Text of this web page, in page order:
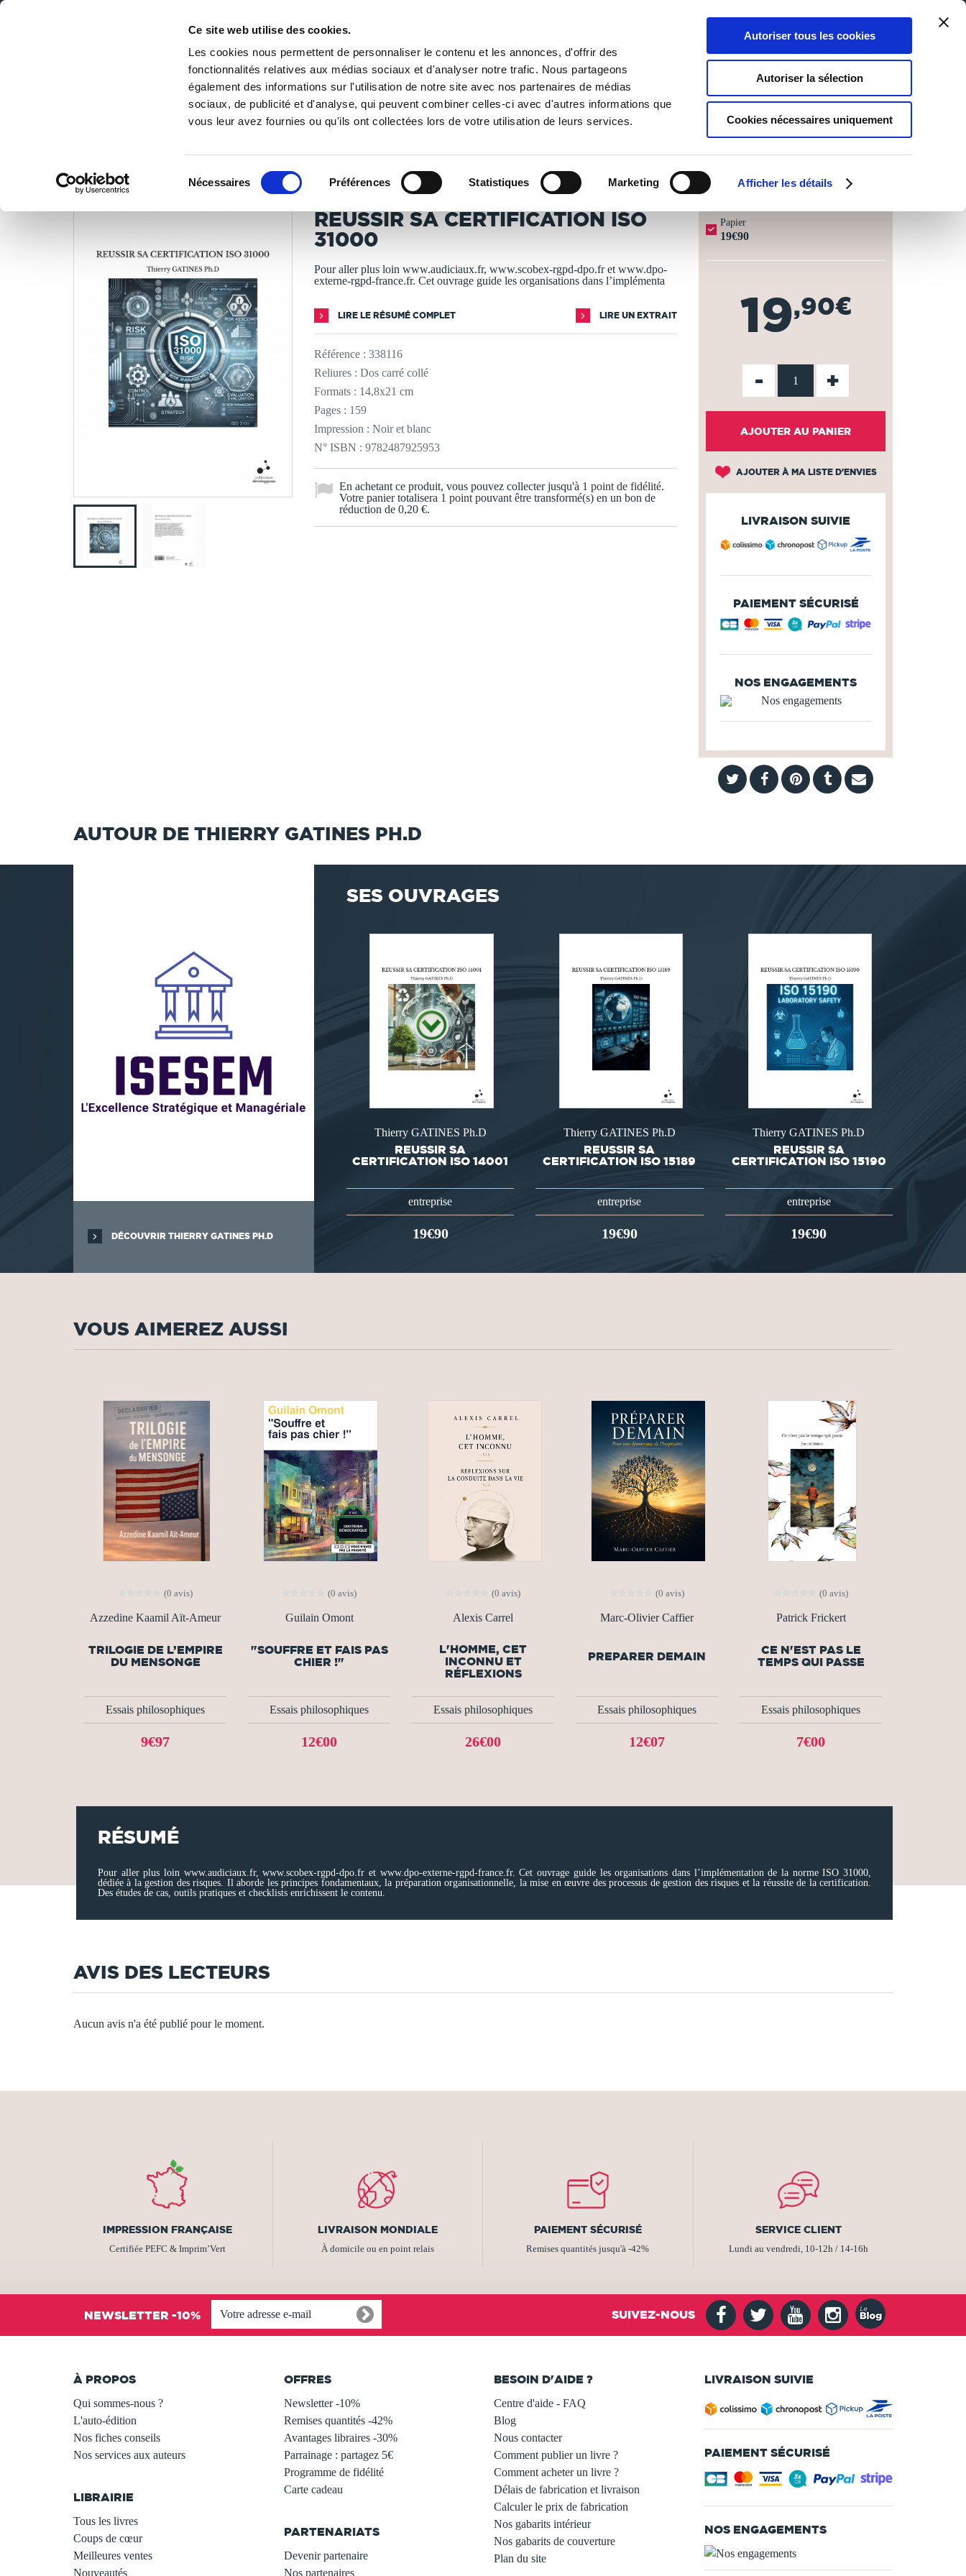
Ce site web utilise des cookies.
Les cookies nous permettent de personnaliser le contenu et les annonces, d'offrir des
fonctionnalités relatives aux médias sociaux et d'analyser notre trafic. Nous partageons
également des informations sur l'utilisation de notre site avec nos partenaires de médias
sociaux, de publicité et d'analyse, qui peuvent combiner celles-ci avec d'autres informations que
vous leur avez fournies ou qu'ils ont collectées lors de votre utilisation de leurs services.
Nécessaires Préférences Statistiques Marketing Afficher les détails
Autoriser tous les cookies
Autoriser la sélection
Cookies nécessaires uniquement
DE LA PAGE BLANCHE... AU BEST SELLER
0
Panier
0
Ma liste
Connexion
PUBLIER UN LIVRE LIBRAIRIE
/ Savoir / Entreprise / REUSSIR SA CERTIFICATION ISO 31000
LES LIVRES SONT IMPRIMÉS À LA DEMANDE - DÉLAI ACTUEL : 3 À 5 JOURS OUVRÉS ⏱️
Thierry GATINES Ph.D
REUSSIR SA CERTIFICATION ISO
31000
Pour aller plus loin www.audiciaux.fr, www.scobex-rgpd-dpo.fr et www.dpo-
externe-rgpd-france.fr. Cet ouvrage guide les organisations dans l’implémenta
LIRE LE RÉSUMÉ COMPLET LIRE UN EXTRAIT
Référence : 338116
Reliures : Dos carré collé
Formats : 14,8x21 cm
Pages : 159
Impression : Noir et blanc
N° ISBN : 9782487925953
En achetant ce produit, vous pouvez collecter jusqu'à 1 point de fidélité.
Votre panier totalisera 1 point pouvant être transformé(s) en un bon de
réduction de 0,20 €.
Papier
19€90
19,90€
- +
AJOUTER AU PANIER
AJOUTER À MA LISTE D'ENVIES
LIVRAISON SUIVIE
PAIEMENT SÉCURISÉ
NOS ENGAGEMENTS
AUTOUR DE THIERRY GATINES PH.D
DÉCOUVRIR THIERRY GATINES PH.D
SES OUVRAGES
Thierry GATINES Ph.D
REUSSIR SA
CERTIFICATION ISO 14001
entreprise
19€90
Thierry GATINES Ph.D
REUSSIR SA
CERTIFICATION ISO 15189
entreprise
19€90
Thierry GATINES Ph.D
REUSSIR SA
CERTIFICATION ISO 15190
entreprise
19€90
VOUS AIMEREZ AUSSI
(0 avis)
Azzedine Kaamil Aït-Ameur
TRILOGIE DE L’EMPIRE
DU MENSONGE
Essais philosophiques
9€97
(0 avis)
Guilain Omont
"SOUFFRE ET FAIS PAS
CHIER !"
Essais philosophiques
12€00
(0 avis)
Alexis Carrel
L'HOMME, CET
INCONNU ET
RÉFLEXIONS
Essais philosophiques
26€00
(0 avis)
Marc-Olivier Caffier
PREPARER DEMAIN
Essais philosophiques
12€07
(0 avis)
Patrick Frickert
CE N'EST PAS LE
TEMPS QUI PASSE
Essais philosophiques
7€00
RÉSUMÉ
Pour aller plus loin www.audiciaux.fr, www.scobex-rgpd-dpo.fr et www.dpo-externe-rgpd-france.fr. Cet ouvrage guide les organisations dans l’implémentation de la norme ISO 31000,
dédiée à la gestion des risques. Il aborde les principes fondamentaux, la préparation organisationnelle, la mise en œuvre des processus de gestion des risques et la réussite de la certification.
Des études de cas, outils pratiques et checklists enrichissent le contenu.
AVIS DES LECTEURS
Aucun avis n'a été publié pour le moment.
IMPRESSION FRANÇAISE
Certifiée PEFC & Imprim’Vert
LIVRAISON MONDIALE
À domicile ou en point relais
PAIEMENT SÉCURISÉ
Remises quantités jusqu'à -42%
SERVICE CLIENT
Lundi au vendredi, 10-12h / 14-16h
NEWSLETTER -10% SUIVEZ-NOUS
À PROPOS
Qui sommes-nous ?
L'auto-édition
Nos fiches conseils
Nos services aux auteurs
LIBRAIRIE
Tous les livres
Coups de cœur
Meilleures ventes
Nouveautés
OFFRES
Newsletter -10%
Remises quantités -42%
Avantages libraires -30%
Parrainage : partagez 5€
Programme de fidélité
Carte cadeau
PARTENARIATS
Devenir partenaire
Nos partenaires
BESOIN D'AIDE ?
Centre d'aide - FAQ
Blog
Nous contacter
Comment publier un livre ?
Comment acheter un livre ?
Délais de fabrication et livraison
Calculer le prix de fabrication
Nos gabarits intérieur
Nos gabarits de couverture
Plan du site
LIVRAISON SUIVIE
PAIEMENT SÉCURISÉ
NOS ENGAGEMENTS